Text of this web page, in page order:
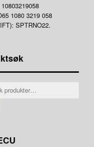
1080 3219 058
SPTRNO22.